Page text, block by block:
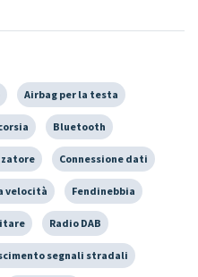
Airbag per la testa
Bluetooth
Connessione dati
velocità Fendinebbia
Radio DAB
segnali stradali